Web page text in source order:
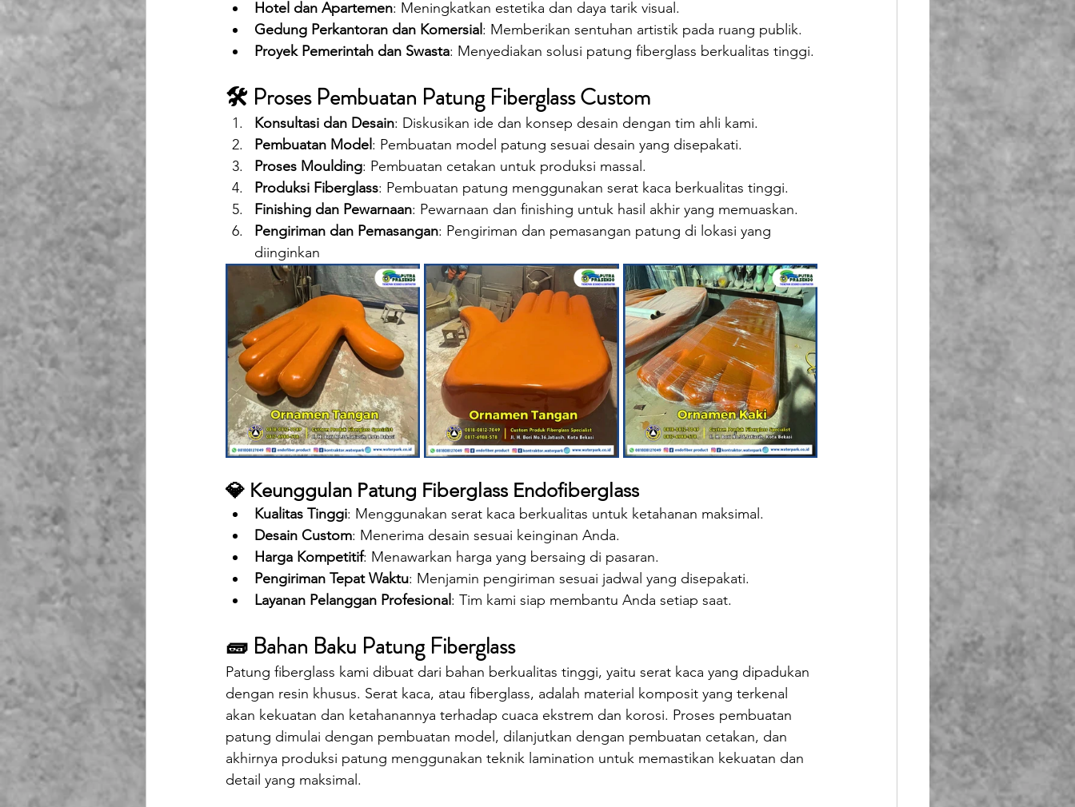
Hotel dan Apartemen: Meningkatkan estetika dan daya tarik visual.
Gedung Perkantoran dan Komersial : Memberikan sentuhan artistik pada ruang publik.
Proyek Pemerintah dan Swasta: Menyediakan solusi patung fiberglass berkualitas tinggi.
🛠️ Proses Pembuatan Patung Fiberglass Custom
Konsultasi dan Desain: Diskusikan ide dan konsep desain dengan tim ahli kami.
Pembuatan Model : Pembuatan model patung sesuai desain yang disepakati.
Proses Moulding: Pembuatan cetakan untuk produksi massal.
Produksi Fiberglass: Pembuatan patung menggunakan serat kaca berkualitas tinggi.
Finishing dan Pewarnaan: Pewarnaan dan finishing untuk hasil akhir yang memuaskan.
Pengiriman dan Pemasangan: Pengiriman dan pemasangan patung di lokasi yang
diinginkan
💎 Keunggulan Patung Fiberglass Endofiberglass
Kualitas Tinggi: Menggunakan serat kaca berkualitas untuk ketahanan maksimal.
Desain Custom: Menerima desain sesuai keinginan Anda.
Harga Kompetitif: Menawarkan harga yang bersaing di pasaran.
Pengiriman Tepat Waktu: Menjamin pengiriman sesuai jadwal yang disepakati.
Layanan Pelanggan Profesional : Tim kami siap membantu Anda setiap saat.
🧱 Bahan Baku Patung Fiberglass
Patung fiberglass kami dibuat dari bahan berkualitas tinggi, yaitu serat kaca yang dipadukan
dengan resin khusus. Serat kaca, atau fiberglass, adalah material komposit yang terkenal
akan kekuatan dan ketahanannya terhadap cuaca ekstrem dan korosi. Proses pembuatan
patung dimulai dengan pembuatan model, dilanjutkan dengan pembuatan cetakan, dan
akhirnya produksi patung menggunakan teknik lamination untuk memastikan kekuatan dan
detail yang maksimal.